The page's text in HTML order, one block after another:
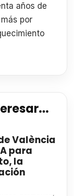
años de
por
València
para
la